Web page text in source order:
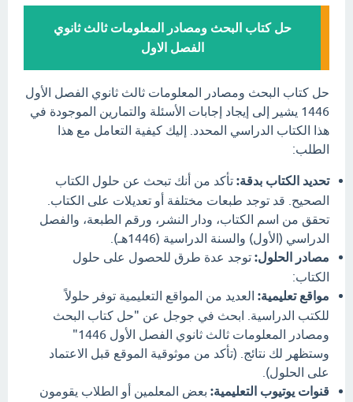
حل كتاب البحث ومصادر المعلومات ثالث ثانوي
الفصل الاول
حل كتاب البحث ومصادر المعلومات ثالث ثانوي الفصل الأول
1446 يشير إلى إيجاد إجابات الأسئلة والتمارين الموجودة في
هذا الكتاب الدراسي المحدد. إليك كيفية التعامل مع هذا
الطلب:
تحديد الكتاب بدقة: تأكد من أنك تبحث عن حلول الكتاب
الصحيح. قد توجد طبعات مختلفة أو تعديلات على الكتاب.
تحقق من اسم الكتاب، ودار النشر، ورقم الطبعة، والفصل
الدراسي (الأول) والسنة الدراسية (1446هـ).
مصادر الحلول: توجد عدة طرق للحصول على حلول
الكتاب:
مواقع تعليمية: العديد من المواقع التعليمية توفر حلولاً
للكتب الدراسية. ابحث في جوجل عن "حل كتاب البحث
ومصادر المعلومات ثالث ثانوي الفصل الأول 1446"
وستظهر لك نتائج. (تأكد من موثوقية الموقع قبل الاعتماد
على الحلول).
قنوات يوتيوب التعليمية: بعض المعلمين أو الطلاب يقومون